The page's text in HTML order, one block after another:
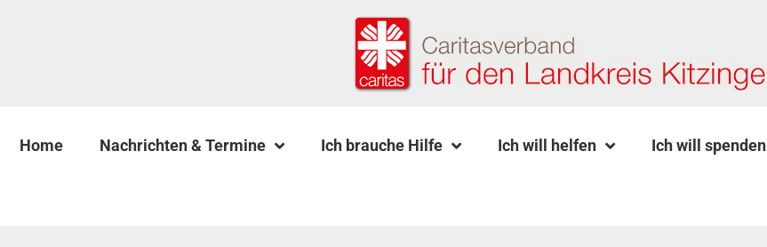
Home Nachrichten & Termine Ich brauche Hilfe Ich will helfen Ich will spenden